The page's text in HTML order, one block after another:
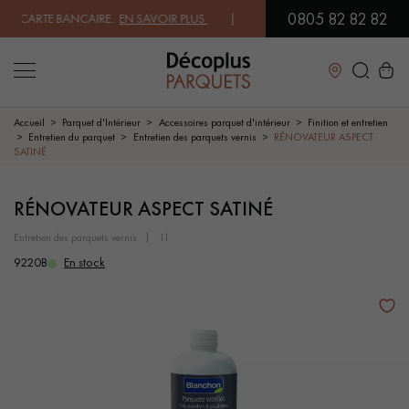
BANCAIRE.EN SAVOIR PLUS| PROFITEZ DE NOS PETITS PRIX .
0805 82 82 82
Fermer
Accueil Parquet d'Intérieur Accessoires parquet d'intérieur
Finition et entretien
Entretien du parquet
Entretien des parquets vernis
RÉNOVATEUR ASPECT
SATINÉ
RÉNOVATEUR ASPECT SATINÉ
entretien des parquets vernis 1l
9220B En stock